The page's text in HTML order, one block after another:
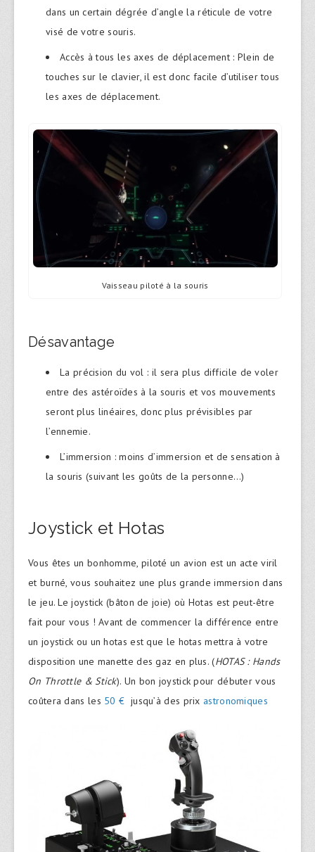
dans un certain dégrée d’angle la réticule de votre
visé de votre souris.
Accès à tous les axes de déplacement : Plein de
touches sur le clavier, il est donc facile d’utiliser tous
les axes de déplacement.
Vaisseau piloté à la souris
Désavantage
La précision du vol : il sera plus difficile de voler
entre des astéroïdes à la souris et vos mouvements
seront plus linéaires, donc plus prévisibles par
l’ennemie.
L’immersion : moins d’immersion et de sensation à
la souris (suivant les goûts de la personne…)
Joystick et Hotas
Vous êtes un bonhomme, piloté un avion est un acte viril
et burné, vous souhaitez une plus grande immersion dans
le jeu. Le joystick (bâton de joie) où Hotas est peut-être
fait pour vous ! Avant de commencer la différence entre
un joystick ou un hotas est que le hotas mettra à votre
disposition une manette des gaz en plus. (HOTAS : Hands
On Throttle & Stick). Un bon joystick pour débuter vous
coûtera dans les 50 € jusqu’à des prix astronomiques